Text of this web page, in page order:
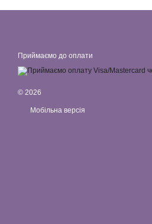
Приймаємо до оплати
© 2026
Мобільна версія